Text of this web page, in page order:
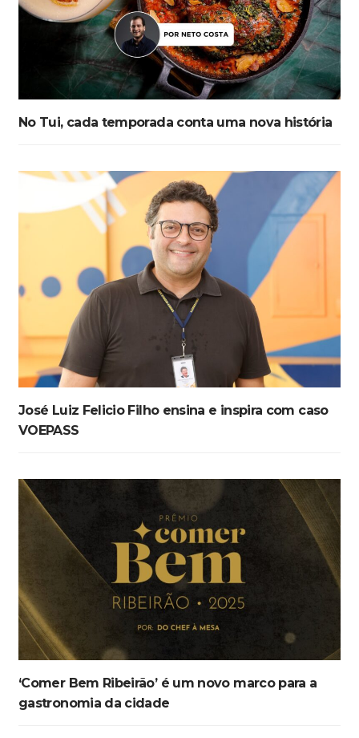
No Tui, cada temporada conta uma nova história
José Luiz Felicio Filho ensina e inspira com caso
VOEPASS
‘Comer Bem Ribeirão’ é um novo marco para a
gastronomia da cidade